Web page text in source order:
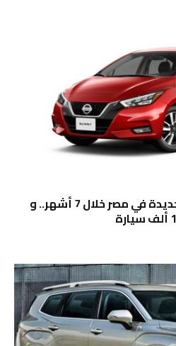
ترخيص 153.8 ألف سيارة جديدة في مصر خلال 7 أشهر.. و